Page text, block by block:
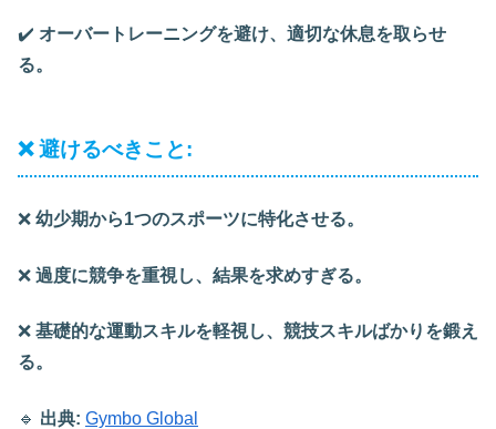
✔️ オーバートレーニングを避け、適切な休息を取らせ
る。
❌ 避けるべきこと:
❌ 幼少期から1つのスポーツに特化させる。
❌ 過度に競争を重視し、結果を求めすぎる。
❌ 基礎的な運動スキルを軽視し、競技スキルばかりを鍛え
る。
🔹 出典: Gymbo Global